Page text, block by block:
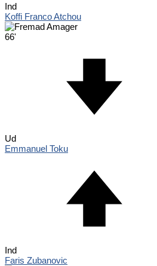
Ind
Koffi Franco Atchou
66'
Ud
Emmanuel Toku
Ind
Faris Zubanovic